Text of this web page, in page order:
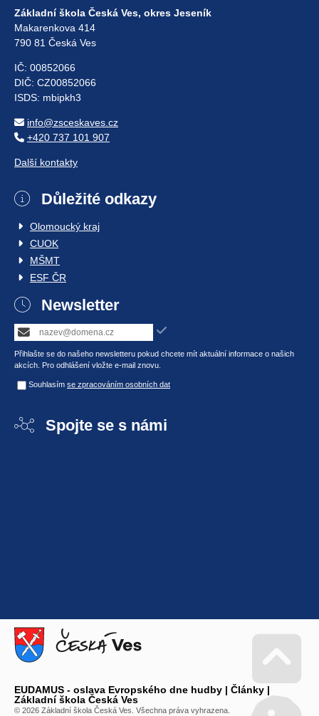
Základní škola Česká Ves, okres Jeseník
Makarenkova 414
790 81 Česká Ves
IČ: 00852066
DIČ: CZ00852066
ISDS: mbipkh3
info@zsceskaves.cz
+420 737 101 907
Další kontakty
Důležité odkazy
Olomoucký kraj
CUOK
MŠMT
ESF ČR
Newsletter
Přihlašte se do našeho newsletteru pokud chcete mít aktuální informace o našich
akcích. Pro odhlášení vložte e-mail znovu.
Souhlasím se zpracováním osobních dat
Spojte se s námi
EUDAMUS - oslava Evropského dne hudby | Články |
Základní škola Česká Ves
© 2026 Základní škola Česká Ves. Všechna práva vyhrazena. Go